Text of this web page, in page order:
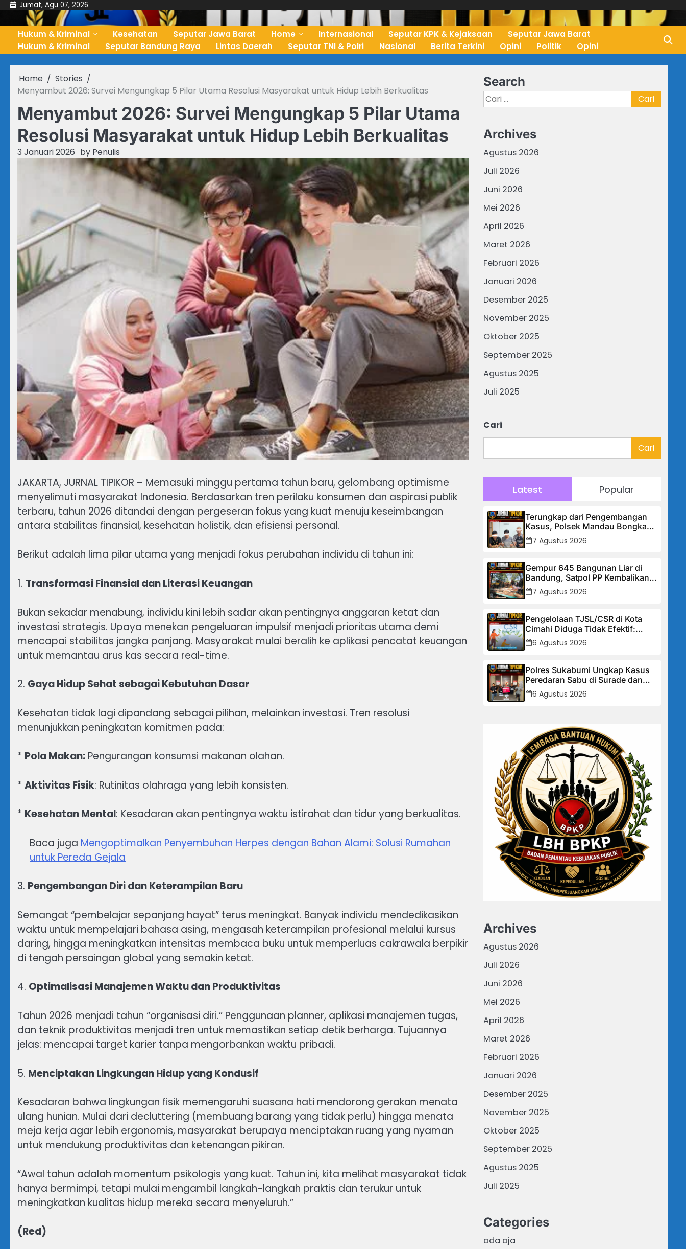
Skip
content
Jumat, Agu 07, 2026
Hukum & Kriminal Kesehatan Seputar Jawa Barat Home Internasional Seputar KPK & Kejaksaan
Seputar Jawa Barat
Hukum & Kriminal
Seputar Bandung Raya Lintas Daerah Seputar TNI & Polri Nasional Berita Terkini Opini Politik Opini
Home
Stories
Menyambut 2026: Survei Mengungkap 5 Pilar Utama Resolusi Masyarakat untuk Hidup Lebih Berkualitas
Menyambut 2026: Survei Mengungkap 5 Pilar Utama
Resolusi Masyarakat untuk Hidup Lebih Berkualitas
3 Januari 2026 by Penulis
JAKARTA, JURNAL TIPIKOR – Memasuki minggu pertama tahun baru, gelombang optimisme
menyelimuti masyarakat Indonesia. Berdasarkan tren perilaku konsumen dan aspirasi publik
terbaru, tahun 2026 ditandai dengan pergeseran fokus yang kuat menuju keseimbangan
antara stabilitas finansial, kesehatan holistik, dan efisiensi personal.
Berikut adalah lima pilar utama yang menjadi fokus perubahan individu di tahun ini:
1. Transformasi Finansial dan Literasi Keuangan
Bukan sekadar menabung, individu kini lebih sadar akan pentingnya anggaran ketat dan
investasi strategis. Upaya menekan pengeluaran impulsif menjadi prioritas utama demi
mencapai stabilitas jangka panjang. Masyarakat mulai beralih ke aplikasi pencatat keuangan
untuk memantau arus kas secara real-time.
2. Gaya Hidup Sehat sebagai Kebutuhan Dasar
Kesehatan tidak lagi dipandang sebagai pilihan, melainkan investasi. Tren resolusi
menunjukkan peningkatan komitmen pada:
* Pola Makan: Pengurangan konsumsi makanan olahan.
* Aktivitas Fisik: Rutinitas olahraga yang lebih konsisten.
* Kesehatan Mental: Kesadaran akan pentingnya waktu istirahat dan tidur yang berkualitas.
Baca juga Mengoptimalkan Penyembuhan Herpes dengan Bahan Alami: Solusi Rumahan
untuk Pereda Gejala
3. Pengembangan Diri dan Keterampilan Baru
Semangat “pembelajar sepanjang hayat” terus meningkat. Banyak individu mendedikasikan
waktu untuk mempelajari bahasa asing, mengasah keterampilan profesional melalui kursus
daring, hingga meningkatkan intensitas membaca buku untuk memperluas cakrawala berpikir
di tengah persaingan global yang semakin ketat.
4. Optimalisasi Manajemen Waktu dan Produktivitas
Tahun 2026 menjadi tahun “organisasi diri.” Penggunaan planner, aplikasi manajemen tugas,
dan teknik produktivitas menjadi tren untuk memastikan setiap detik berharga. Tujuannya
jelas: mencapai target karier tanpa mengorbankan waktu pribadi.
5. Menciptakan Lingkungan Hidup yang Kondusif
Kesadaran bahwa lingkungan fisik memengaruhi suasana hati mendorong gerakan menata
ulang hunian. Mulai dari decluttering (membuang barang yang tidak perlu) hingga menata
meja kerja agar lebih ergonomis, masyarakat berupaya menciptakan ruang yang nyaman
untuk mendukung produktivitas dan ketenangan pikiran.
“Awal tahun adalah momentum psikologis yang kuat. Tahun ini, kita melihat masyarakat tidak
hanya bermimpi, tetapi mulai mengambil langkah-langkah praktis dan terukur untuk
meningkatkan kualitas hidup mereka secara menyeluruh.”
(Red)
Search
Cari
untuk:
Archives
Agustus 2026
Juli 2026
Juni 2026
Mei 2026
April 2026
Maret 2026
Februari 2026
Januari 2026
Desember 2025
November 2025
Oktober 2025
September 2025
Agustus 2025
Juli 2025
Cari
Cari
Latest Popular
Terungkap dari Pengembangan
Kasus, Polsek Mandau Bongkar
Peredaran Sabu dan Ekstasi di Air
Jamban, Tiga Pelaku Diamankan
7 Agustus 2026
Gempur 645 Bangunan Liar di
Bandung, Satpol PP Kembalikan
Trotoar untuk Pejalan Kaki
7 Agustus 2026
Pengelolaan TJSL/CSR di Kota
Cimahi Diduga Tidak Efektif:
Masyarakat Desak Transparansi
Penuh dan Perbaikan Sistem
6 Agustus 2026
Polres Sukabumi Ungkap Kasus
Peredaran Sabu di Surade dan
Ciemas, Tiga Tersangka
Diamankan
6 Agustus 2026
Archives
Agustus 2026
Juli 2026
Juni 2026
Mei 2026
April 2026
Maret 2026
Februari 2026
Januari 2026
Desember 2025
November 2025
Oktober 2025
September 2025
Agustus 2025
Juli 2025
Categories
ada aja